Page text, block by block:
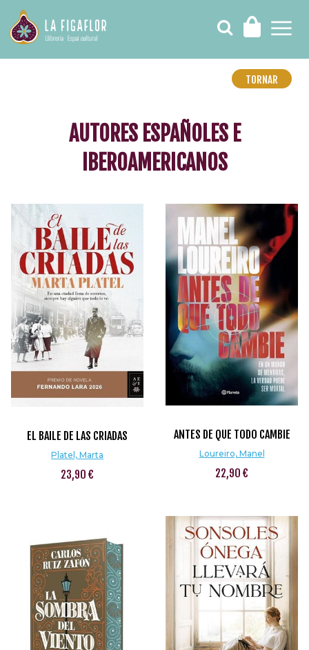
TORNAR
AUTORES ESPAÑOLES E
IBEROAMERICANOS
EL BAILE DE LAS CRIADAS
Platel, Marta
23,90 €
ANTES DE QUE TODO CAMBIE
Loureiro, Manel
22,90 €